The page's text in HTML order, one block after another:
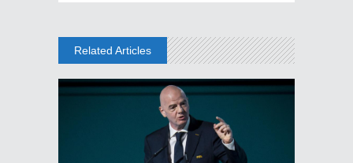
Related Articles